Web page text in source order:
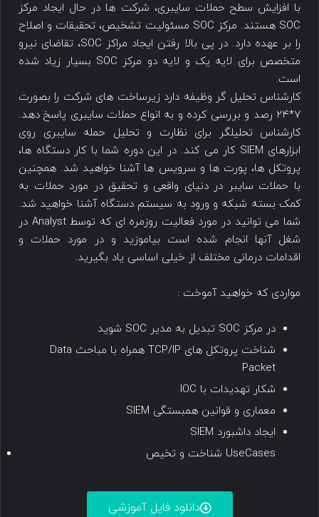
با افزایش سطح حملات سایبری، شرکت ها در حال ایجاد مرکز
SOC هستند. مرکز SOC مسئولیت تشخیص، تحقیقات و اصلاح
را بر عهده دارد. در پی بالا رفتن ایجاد مراکز SOC، تقاضای نیرو
متخصص برای لایه یک و لایه دو مرکز SOC بسیار زیاد شده
است.
کارشناس تحلیل گر وظیفه دارد زیرساخت های شرکت را بصورت
۷*۲۴ رصد و بررسی کرده و به انواع حملات سایبری پاسخ دهد.
کارشناس تحلیلگر برای نظارت و تحلیل حمله سایبری روی
ابزارهای SIEM کار می کند. در این دوره شما با کار دستگاه ها،
پروتکل ها، پورت ها و سرویس ها آشنا خواهید شد. همچنین
با حملات سایبر در دنیای واقعی و تحقیق در مورد حملات به
کمک بسته شبکه و ورود به سیستم دستگاه آشنا خواهید شد.
شما می توانید در مورد فعالیت روزمره ای که توسط Analyst در
شغل آنها انجام شده است بیاموزید و در مورد حملات و
اقدامات درمانی مختلف از خیلی اساسی یاد بگیرید.
مواردی که خواهید آموخت :
در مرکز SOC تبدیل به مدیر SOC شوید
شناخت پروتکل های TCP/IP همراه با مباحث Data
Packet
شکار تهدیدات با IOC
معماری و قوانین همبستگی SIEM
ایجاد داشبورد SIEM
شناخت و تخیص UseCases
دانلود فایل آموزشی